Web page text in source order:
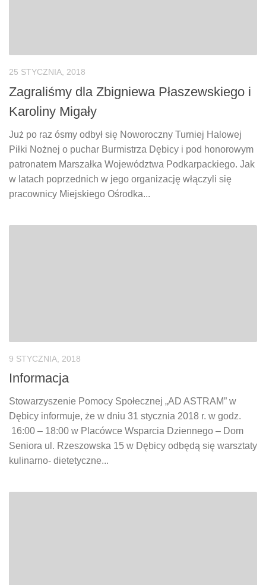
25 STYCZNIA, 2018
Zagraliśmy dla Zbigniewa Płaszewskiego i
Karoliny Migały
Już po raz ósmy odbył się Noworoczny Turniej Halowej
Piłki Nożnej o puchar Burmistrza Dębicy i pod honorowym
patronatem Marszałka Województwa Podkarpackiego. Jak
w latach poprzednich w jego organizację włączyli się
pracownicy Miejskiego Ośrodka...
9 STYCZNIA, 2018
Informacja
Stowarzyszenie Pomocy Społecznej „AD ASTRAM” w
Dębicy informuje, że w dniu 31 stycznia 2018 r. w godz.
16:00 – 18:00 w Placówce Wsparcia Dziennego – Dom
Seniora ul. Rzeszowska 15 w Dębicy odbędą się warsztaty
kulinarno- dietetyczne...